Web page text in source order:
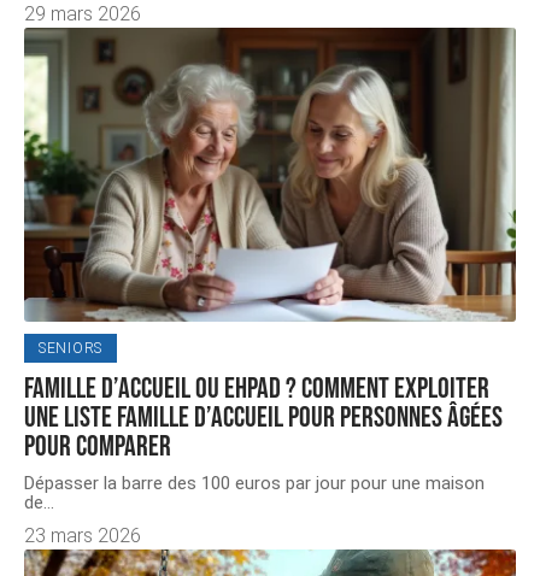
29 mars 2026
SENIORS
Famille d’accueil ou Ehpad ? Comment exploiter
une Liste famille d’accueil pour personnes âgées
pour comparer
Dépasser la barre des 100 euros par jour pour une maison
de…
23 mars 2026